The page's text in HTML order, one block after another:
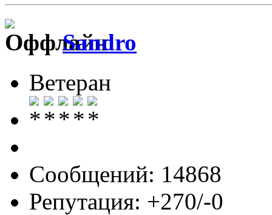
Sandro
Ветеран
Сообщений: 14868
Репутация: +270/-0